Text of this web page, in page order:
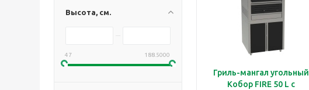
Высота, см.
47 188.5000
Гриль-мангал угольный
Кобор FIRE 50 L с